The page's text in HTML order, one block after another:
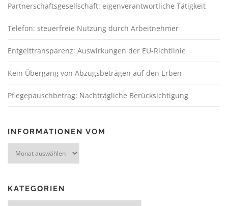
Partnerschaftsgesellschaft: eigenverantwortliche Tätigkeit
Telefon: steuerfreie Nutzung durch Arbeitnehmer
Entgelttransparenz: Auswirkungen der EU-Richtlinie
Kein Übergang von Abzugsbeträgen auf den Erben
Pflegepauschbetrag: Nachträgliche Berücksichtigung
INFORMATIONEN VOM
KATEGORIEN